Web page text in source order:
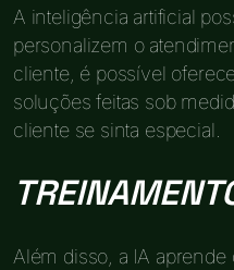
A inteligência artificial
personalizem o
cliente, é possível
soluções feitas sob
cliente se sinta especial.
Além disso, a IA